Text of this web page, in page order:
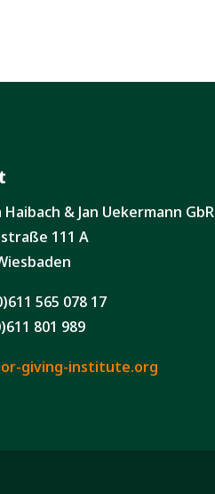
Haibach & Jan Uekermann GbR
111 A
565 078 17
801 989
giving-institute.org